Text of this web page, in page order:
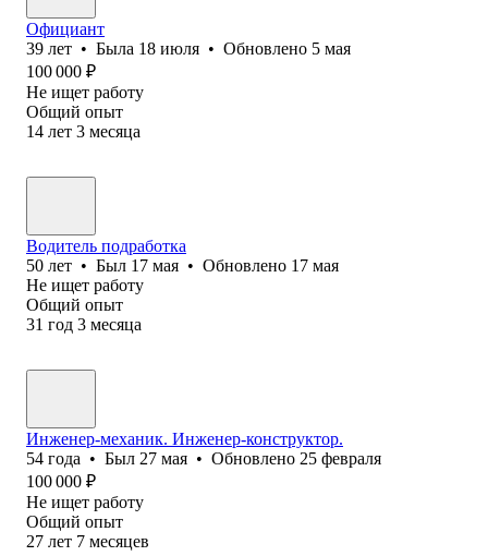
Официант
39 лет • Была 18 июля • Обновлено 5 мая
100 000 ₽
Не ищет работу
Общий опыт
14 лет 3 месяца
Водитель подработка
50 лет • Был 17 мая • Обновлено 17 мая
Не ищет работу
Общий опыт
31 год 3 месяца
Инженер-механик. Инженер-конструктор.
54 года • Был 27 мая • Обновлено 25 февраля
100 000 ₽
Не ищет работу
Общий опыт
27 лет 7 месяцев